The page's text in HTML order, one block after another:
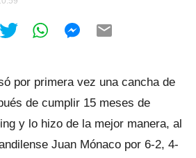
por primera vez una cancha de
de cumplir 15 meses de
y lo hizo de la mejor manera, al
Juan Mónaco por 6-2, 4-